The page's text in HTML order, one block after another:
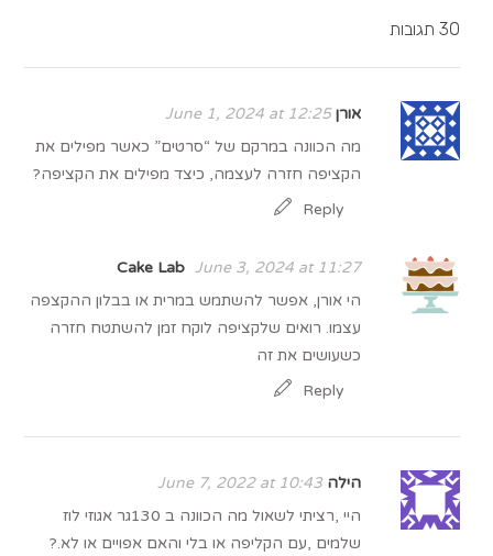
30 תגובות
אורן June 1, 2024 at 12:25
מה הכוונה במרקם של “סרטים” כאשר מפילים את
הקציפה חזרה לעצמה, כיצד מפילים את הקציפה?
Reply
Cake Lab June 3, 2024 at 11:27
הי אורן, אפשר להשתמש במרית או בבלון ההקצפה
עצמו. רואים שלקציפה לוקח זמן להשתטח חזרה
כשעושים את זה
Reply
הילה June 7, 2022 at 10:43
היי ,רציתי לשאול מה הכוונה ב 130גר אגוזי לוז
שלמים ,עם הקליפה או בלי והאם אפויים או לא.?